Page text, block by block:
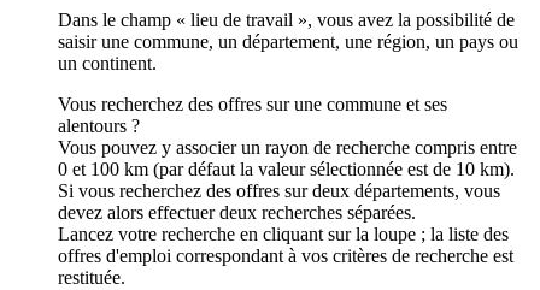
Dans le champ « lieu de travail », vous avez la possibilité de
saisir une commune, un département, une région, un pays ou
un continent.
Vous recherchez des offres sur une commune et ses
alentours ?
Vous pouvez y associer un rayon de recherche compris entre
0 et 100 km (par défaut la valeur sélectionnée est de 10 km).
Si vous recherchez des offres sur deux départements, vous
devez alors effectuer deux recherches séparées.
Lancez votre recherche en cliquant sur la loupe ; la liste des
offres d'emploi correspondant à vos critères de recherche est
restituée.